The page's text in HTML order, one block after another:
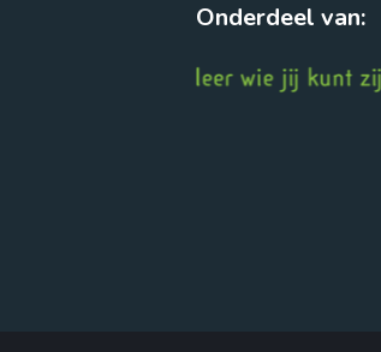
Onderdeel van: